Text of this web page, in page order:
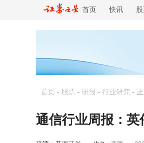
首页 快讯
首页 - 股票 - 研报 - 行业研究 -
通信行业周报：